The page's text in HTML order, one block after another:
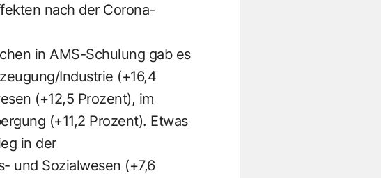
nach der Corona-
in AMS-Schulung gab es
Industrie (+16,4
(+12,5 Prozent), im
(+11,2 Prozent). Etwas
in der
und Sozialwesen (+7,6